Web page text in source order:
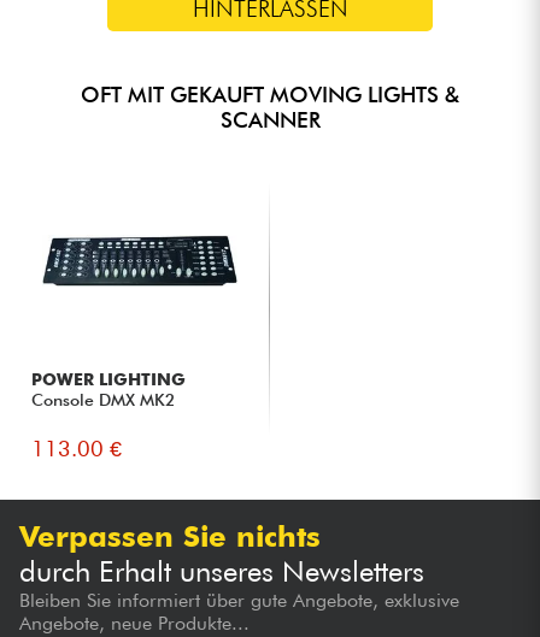
HINTERLASSEN
OFT MIT GEKAUFT MOVING LIGHTS &
SCANNER
POWER LIGHTING
Console DMX MK2
113.00 €
Verpassen Sie nichts
durch Erhalt unseres Newsletters
Bleiben Sie informiert über gute Angebote, exklusive
Angebote, neue Produkte...